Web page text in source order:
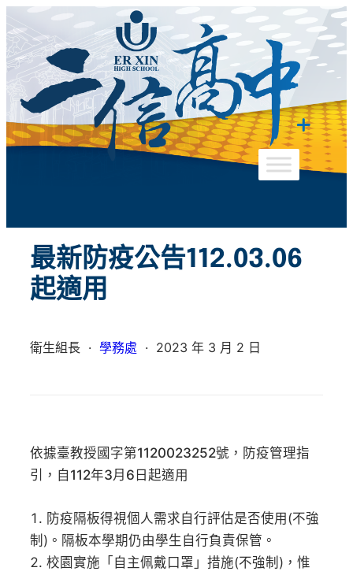
至
主
容
最新防疫公告112.03.06
起適用
衛生組長 · 學務處 · 2023 年 3 月 2 日
依據臺教授國字第1120023252號，防疫管理指
引，自112年3月6日起適用
防疫隔板得視個人需求自行評估是否使用(不強
制)。隔板本學期仍由學生自行負責保管。
校園實施「自主佩戴口罩」措施(不強制)，惟